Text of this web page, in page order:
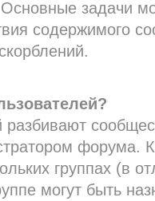
задачи
содержимого
форума.
группах (в
могут быть